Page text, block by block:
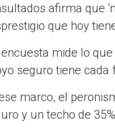
afirma que
que hoy
mide lo
seguro tiene
marco, el
y un techo de